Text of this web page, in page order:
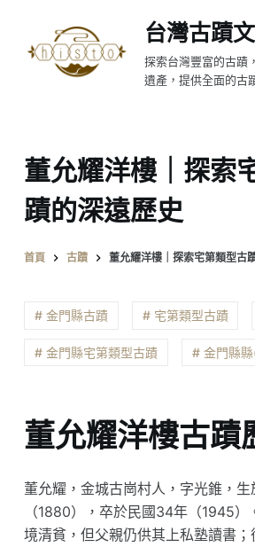
至
台灣古蹟
探索台灣豐富的古蹟
遺產，提供全面的古
董允耀洋樓｜探索
蹟的深遠歷史
首頁 古蹟 董允耀洋樓｜探索宅第類型古
# 金門縣古蹟 # 宅第類型古蹟
# 金門縣宅第類型古蹟 # 金門縣
董允耀洋樓古蹟
董允耀，金城古崗村人，字光錐，
（1880），卒於民國34年（1945
境清貧，但父親仍供其上私塾讀書